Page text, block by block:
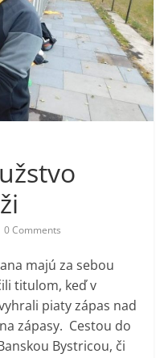
0 Comments
majú za sebou
titulom, keď v
piaty zápas nad
zápasy. Cestou do
Bystricou, či